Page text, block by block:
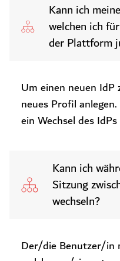
Kann ich
welchen ich
der Plattform
Um einen neuen IdP
neues Profil
ein Wechsel des
Kann ich
Sitzung
wechseln?
Der/die Benutzer/in